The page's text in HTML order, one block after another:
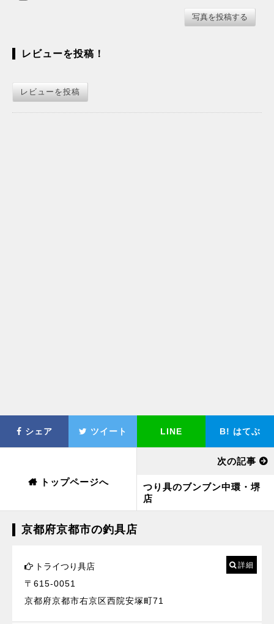
レビューを投稿！
レビューを投稿
シェア ツイート LINE B! はてぶ
トップページへ
次の記事
つり具のブンブン中環・堺
店
京都府京都市の釣具店
トライつり具店
〒615-0051
京都府京都市右京区西院安塚町71
詳細